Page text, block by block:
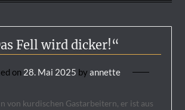
Fell wird dicker!“
on 28. Mai 2025 by annette
von kurdischen Gastarbeitern, er ist aus